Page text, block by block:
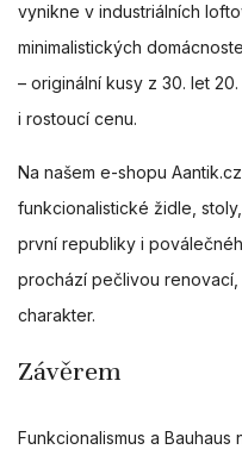
vynikne v industriálních
minimalistických
– originální kusy z 30. let
i rostoucí cenu.
Na našem e-shopu
funkcionalistické židle,
první republiky i
prochází pečlivou
charakter.
Závěrem
Funkcionalismus a